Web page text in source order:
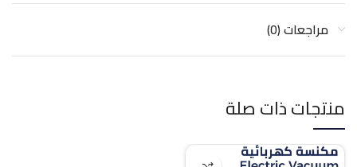
مراجعات (0)
منتجات ذات صلة